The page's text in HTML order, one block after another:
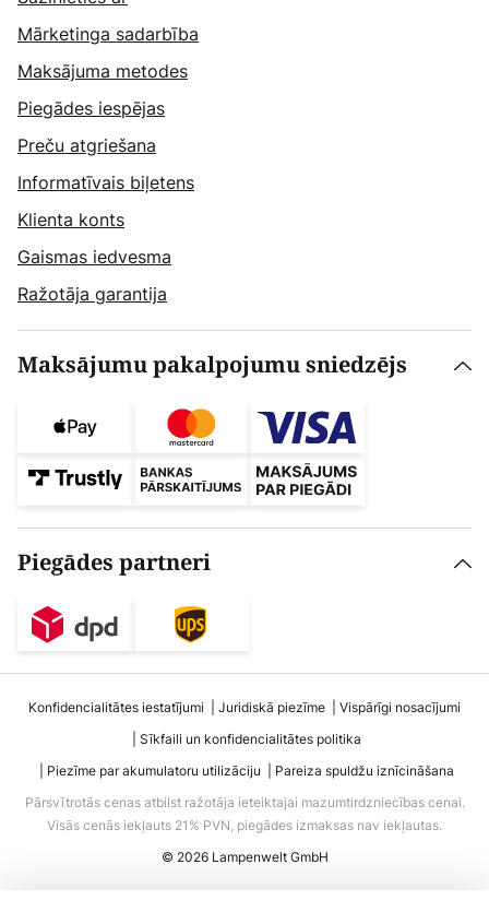
Mārketinga sadarbība
Maksājuma metodes
Piegādes iespējas
Preču atgriešana
Informatīvais biļetens
Klienta konts
Gaismas iedvesma
Ražotāja garantija
Maksājumu pakalpojumu sniedzējs
Piegādes partneri
Konfidencialitātes iestatījumi Juridiskā piezīme
Vispārīgi nosacījumi
Sīkfaili un konfidencialitātes politika
Piezīme par akumulatoru utilizāciju
Pareiza spuldžu iznīcināšana
Pārsvītrotās cenas atbilst ražotāja ieteiktajai mazumtirdzniecības cenai.
Visās cenās iekļauts 21% PVN, piegādes izmaksas nav iekļautas.
© 2026 Lampenwelt GmbH